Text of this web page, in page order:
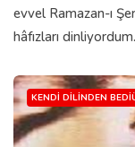
evvel Ramazan-ı
hâfızları
KENDI DILINDEN